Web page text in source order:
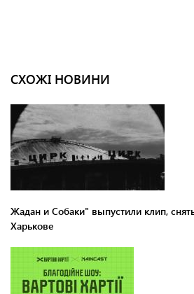
СХОЖІ НОВИНИ
Жадан и Собаки" выпустили клип,
Харькове